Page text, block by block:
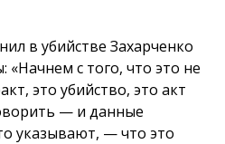
в убийстве Захарченко
«Начнем с того, что это не
это убийство, это акт
— и данные
указывают, — что это